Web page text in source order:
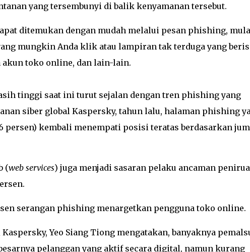
yang tersembunyi di balik kenyamanan tersebut.
ditemukan dengan mudah melalui pesan phishing,
mungkin Anda klik atau lampiran tak terduga yang
akun toko online, dan lain-lain.
tinggi saat ini turut sejalan dengan tren phishing yang
siber global Kaspersky, tahun lalu, halaman phishing
persen) kembali menempati posisi teratas berdasarkan
(web services) juga menjadi sasaran pelaku ancaman
serangan phishing menargetkan pengguna toko online.
Yeo Siang Tiong mengatakan, banyaknya
pelanggan yang aktif secara digital, namun kurang